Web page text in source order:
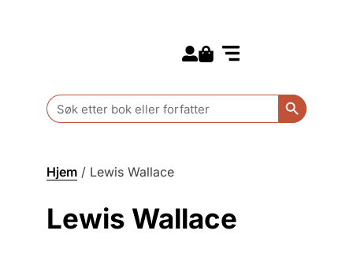
Search
for:
Search
Hjem / Lewis Wallace
Lewis Wallace